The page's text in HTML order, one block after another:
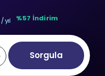
/ yıl %57 İndirim
Sorgula